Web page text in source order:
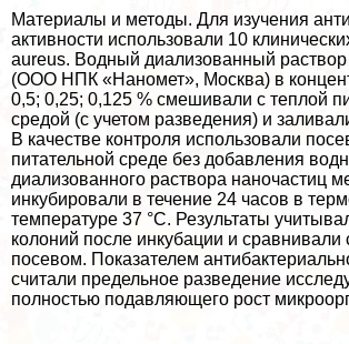
Материалы и методы. Для изучения
активности использовали 10
aureus. Водный диализованный
(ООО НПК «Наномет», Москва) в
0,5; 0,25; 0,125 % смешивали с теплой
средой (с учетом разведения) и
В качестве контроля использовали
питательной среде без добавления
диализованного раствора наночастиц
инкубировали в течение 24 часов в
температуре 37 °С. Результаты
колоний после инкубации и сравнивали
посевом. Показателем
считали предельное разведение
полностью подавляющего рост